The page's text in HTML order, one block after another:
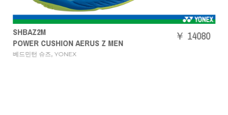
SHBAZ2M
POWER CUSHION AERUS Z MEN
베드민턴 슈즈, YONEX
￥ 14080